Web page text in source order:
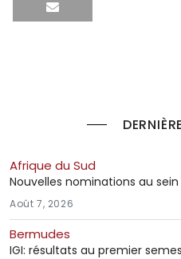
Afrique du Sud
Nouvelles nominations au
Août 7, 2026
Bermudes
IGI: résultats au premier